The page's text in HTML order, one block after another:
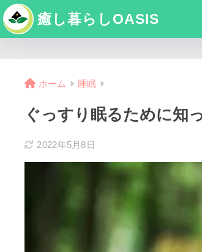
癒し暮らしOASIS
ホーム 睡眠
ぐっすり眠るために知
2022年5月8日